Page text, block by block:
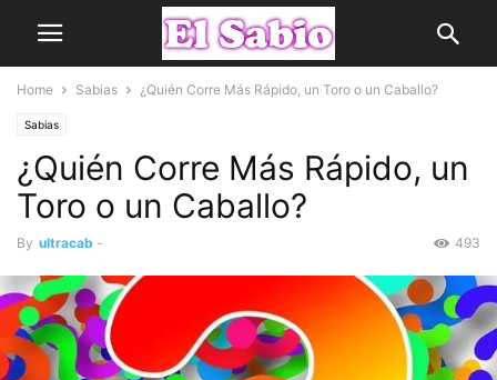
Home Sabias ¿Quién Corre Más Rápido, un Toro o un Caballo?
Sabias
¿Quién Corre Más Rápido, un
Toro o un Caballo?
By ultracab - 493